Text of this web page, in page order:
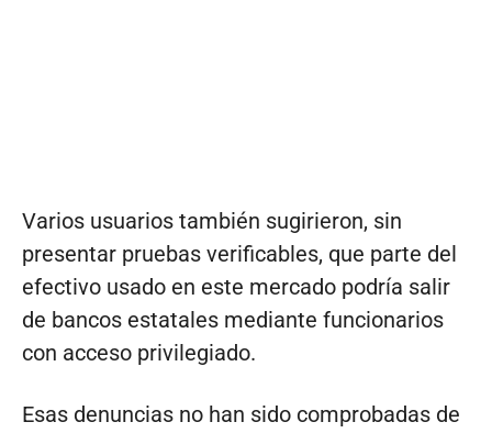
Varios usuarios también sugirieron, sin
presentar pruebas verificables, que parte del
efectivo usado en este mercado podría salir
de bancos estatales mediante funcionarios
con acceso privilegiado.
Esas denuncias no han sido comprobadas de